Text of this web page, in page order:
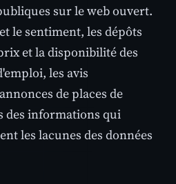
sur le web ouvert.
le sentiment, les dépôts
et la disponibilité des
les avis
de places de
des informations qui
les lacunes des données